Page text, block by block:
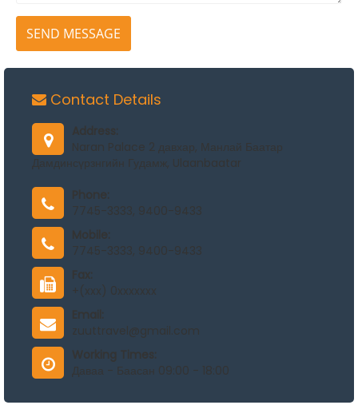
SEND MESSAGE
Contact Details
Address:
Naran Palace 2 давхар, Манлай Баатар
Дамдинсүрзнгийн Гудамж, Ulaanbaatar
Phone:
7745-3333, 9400-9433
Mobile:
7745-3333, 9400-9433
Fax:
+(xxx) 0xxxxxxx
Email:
zuuttravel@gmail.com
Working Times:
Даваа - Баасан 09:00 - 18:00